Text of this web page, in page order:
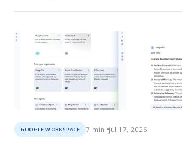
GOOGLE WORKSPACE 7 min jul 17, 2026